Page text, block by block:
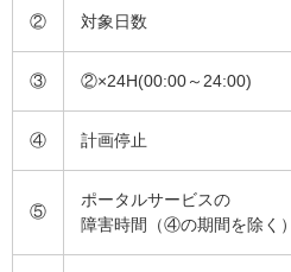
② 対象日数
③ ②×24H(00:00～24:00)
④ 計画停止
⑤
ポータルサービスの
障害時間（④の期間を除く）